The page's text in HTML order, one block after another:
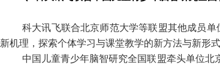
科大讯飞联合北京师范大学等联盟其他成员
新机理，探索个体学习与课堂教学的新方法与新形式
中国儿童青少年脑智研究全国联盟牵头单位